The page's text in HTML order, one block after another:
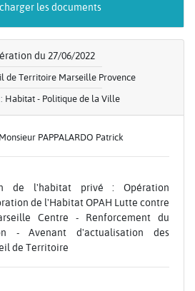
les documents
du 27/06/2022
de Territoire Marseille Provence
Habitat - Politique de la Ville
Monsieur PAPPALARDO Patrick
de l'habitat privé : Opération
de l'Habitat OPAH Lutte contre
Centre - Renforcement du
- Avenant d'actualisation des
de Territoire